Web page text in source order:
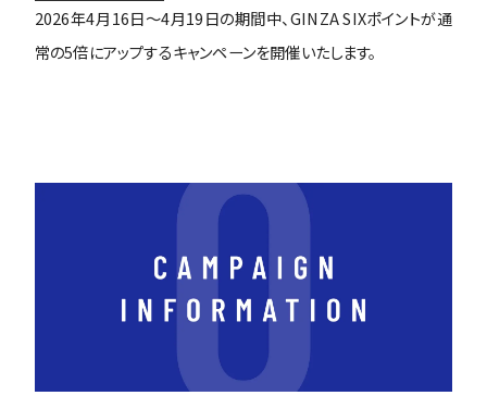
2026年4月16日～4月19日の期間中、GINZA SIXポイントが通
常の5倍にアップするキャンペーンを開催いたします。